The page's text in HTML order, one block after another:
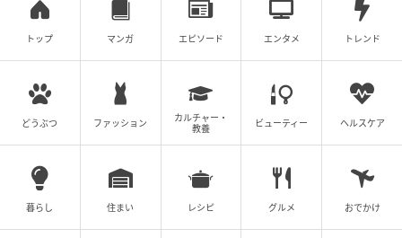
LINE特典と春イベント
トップ マンガ エピソード エンタメ トレンド
どうぶつ ファッション
カルチャー・
教養
ビューティー ヘルスケア
暮らし 住まい レシピ グルメ おでかけ